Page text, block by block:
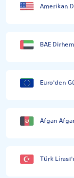
Amerikan
BAE
Euro'den
Afgan
Türk